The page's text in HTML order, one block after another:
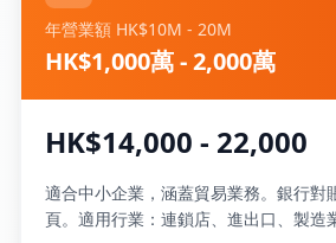
年營業額 HK$10M - 20M
HK$1,000萬 - 2,000萬
HK$14,000 - 22,000
適合中小企業，涵蓋貿易業務。銀行對
頁。適用行業：連鎖店、進出口、製造